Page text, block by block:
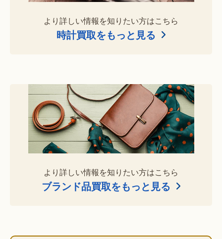
より詳しい情報を知りたい方はこちら
時計買取をもっと見る
より詳しい情報を知りたい方はこちら
ブランド品買取をもっと見る